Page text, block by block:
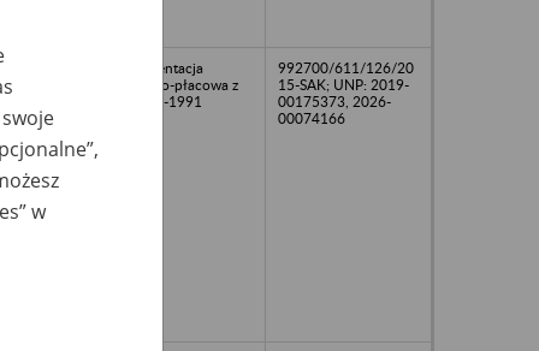
Dokumentacja
osobowo-płacowa z
lat 1987-1991
992700/611/126/20
15-SAK; UNP: 2019-
00175373, 2026-
00074166
w